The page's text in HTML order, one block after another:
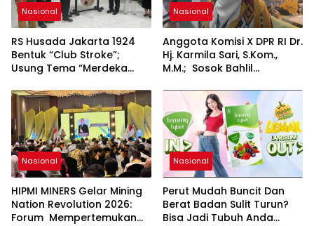
Nasional
RS Husada Jakarta 1924
Bentuk “Club Stroke”;
Usung Tema “Merdeka
Bermakna”
Nasional
Anggota Komisi X DPR RI Dr.
Hj. Karmila Sari, S.Kom.,
M.M.; Sosok Bahlil
Sumber Inspirasi bagi
Generasi Muda, Pelaku
Usaha, Pemerintah,
maupun Pemangku
Kepentingan lainnya untuk
bersama-sama
Memberikan Kontribusi
bagi Pembangunan
Nasional.
Nasional
HIPMI MINERS Gelar Mining
Nation Revolution 2026:
Forum Mempertemukan
Nasional
Perut Mudah Buncit Dan
Berat Badan Sulit Turun?
Bisa Jadi Tubuh Anda